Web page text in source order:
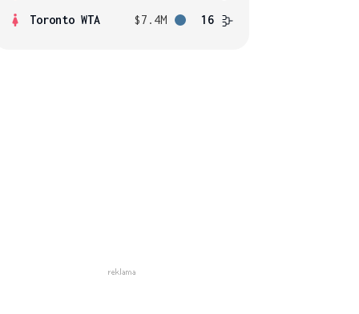
Toronto WTA
$7.4M 16